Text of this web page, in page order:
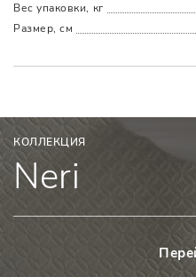
Вес упаковки, кг
Размер, см
КОЛЛЕКЦИЯ
Neri